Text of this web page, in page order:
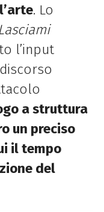
. Lo
l’input
a struttura
un preciso
il tempo
del